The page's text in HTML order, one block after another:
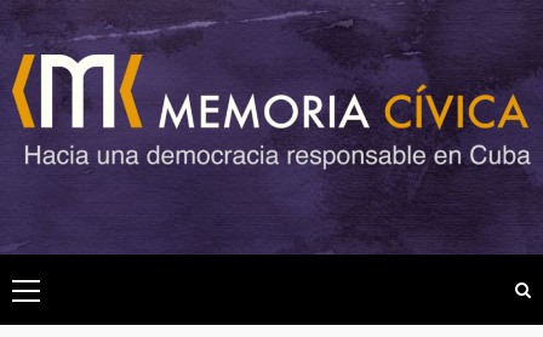
Saltar
al
contenido
Menú
principal